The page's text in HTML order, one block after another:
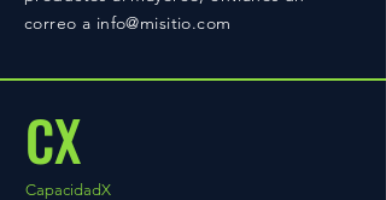
correo a info@misitio.com
CX
CapacidadX